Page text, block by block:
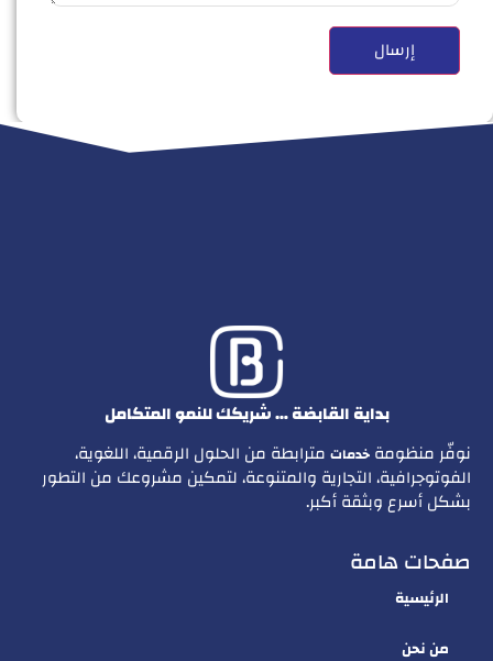
بداية القابضة … شريكك للنمو المتكامل
نوفّر منظومة خدمات مترابطة من الحلول الرقمية، اللغوية،
الفوتوجرافية، التجارية والمتنوعة، لتمكين مشروعك من التطور
بشكل أسرع وبثقة أكبر.
صفحات هامة
الرئيسية
من نحن